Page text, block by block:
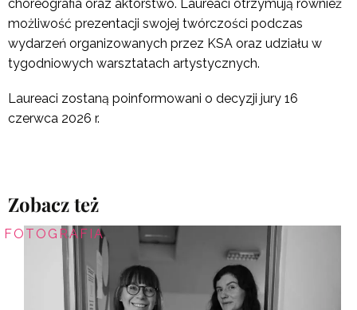
choreografia oraz aktorstwo. Laureaci otrzymują również
możliwość prezentacji swojej twórczości podczas
wydarzeń organizowanych przez KSA oraz udziału w
tygodniowych warsztatach artystycznych.
Laureaci zostaną poinformowani o decyzji jury 16
czerwca 2026 r.
Zobacz też
FOTOGRAFIA